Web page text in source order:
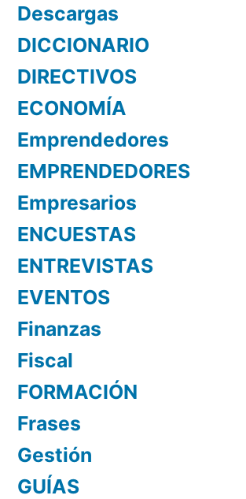
Descargas
DICCIONARIO
DIRECTIVOS
ECONOMÍA
Emprendedores
EMPRENDEDORES
Empresarios
ENCUESTAS
ENTREVISTAS
EVENTOS
Finanzas
Fiscal
FORMACIÓN
Frases
Gestión
GUÍAS